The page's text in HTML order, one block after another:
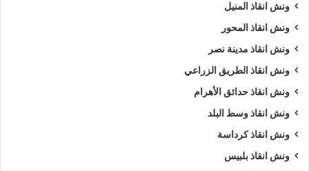
ونش انقاذ المنيل
ونش انقاذ المحور
ونش انقاذ مدينة نصر
ونش انقاذ الطريق الزراعي
ونش انقاذ حدائق الأهرام
ونش انقاذ وسط البلد
ونش انقاذ كرداسة
ونش انقاذ بلبيس